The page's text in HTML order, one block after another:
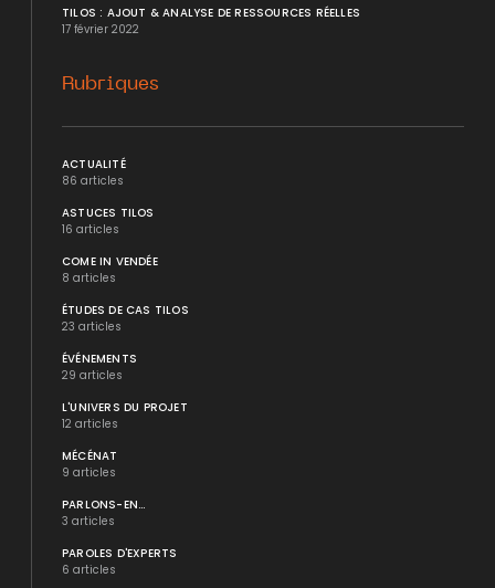
TILOS : AJOUT & ANALYSE DE RESSOURCES RÉELLES
17 février 2022
Rubriques
ACTUALITÉ
86 articles
ASTUCES TILOS
16 articles
COME IN VENDÉE
8 articles
ÉTUDES DE CAS TILOS
23 articles
ÉVÉNEMENTS
29 articles
L'UNIVERS DU PROJET
12 articles
MÉCÉNAT
9 articles
PARLONS-EN...
3 articles
PAROLES D'EXPERTS
6 articles